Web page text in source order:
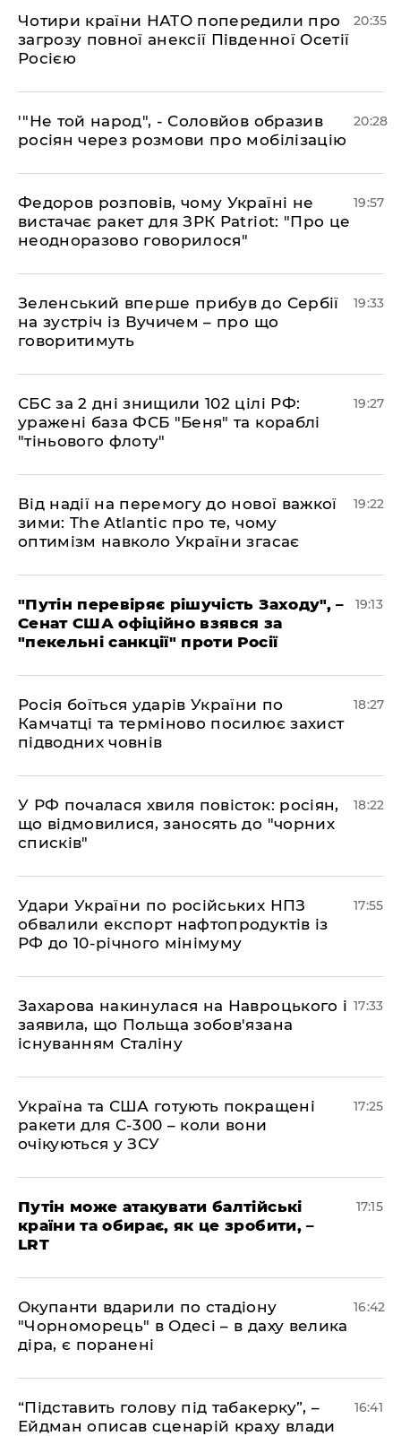
​Чотири країни НАТО попередили про
загрозу повної анексії Південної Осетії
Росією
20:35
​'"Не той народ", - Соловйов образив
росіян через розмови про мобілізацію
20:28
​Федоров розповів, чому Україні не
вистачає ракет для ЗРК Patriot: "Про це
неодноразово говорилося"
19:57
​Зеленський вперше прибув до Сербії
на зустріч із Вучичем – про що
говоритимуть
19:33
​СБС за 2 дні знищили 102 цілі РФ:
уражені база ФСБ "Беня" та кораблі
"тіньового флоту"
19:27
​Від надії на перемогу до нової важкої
зими: The Atlantic про те, чому
оптимізм навколо України згасає
19:22
​"Путін перевіряє рішучість Заходу", –
Сенат США офіційно взявся за
"пекельні санкції" проти Росії
19:13
​Росія боїться ударів України по
Камчатці та терміново посилює захист
підводних човнів
18:27
​У РФ почалася хвиля повісток: росіян,
що відмовилися, заносять до "чорних
списків"
18:22
​Удари України по російських НПЗ
обвалили експорт нафтопродуктів із
РФ до 10-річного мінімуму
17:55
​Захарова накинулася на Навроцького і
заявила, що Польща зобов'язана
існуванням Сталіну
17:33
​Україна та США готують покращені
ракети для С-300 – коли вони
очікуються у ЗСУ
17:25
​Путін може атакувати балтійські
країни та обирає, як це зробити, –
LRT
17:15
​Окупанти вдарили по стадіону
"Чорноморець" в Одесі – в даху велика
діра, є поранені
16:42
​“Підставить голову під табакерку”, –
Ейдман описав сценарій краху влади
16:41